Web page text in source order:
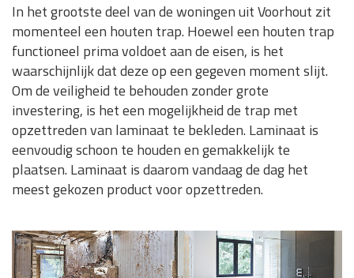
In het grootste deel van de woningen uit Voorhout zit
momenteel een houten trap. Hoewel een houten trap
functioneel prima voldoet aan de eisen, is het
waarschijnlijk dat deze op een gegeven moment slijt.
Om de veiligheid te behouden zonder grote
investering, is het een mogelijkheid de trap met
opzettreden van laminaat te bekleden. Laminaat is
eenvoudig schoon te houden en gemakkelijk te
plaatsen. Laminaat is daarom vandaag de dag het
meest gekozen product voor opzettreden.